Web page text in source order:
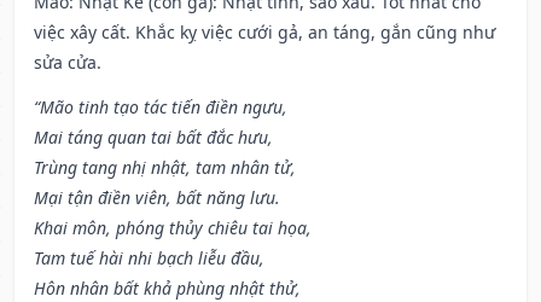
việc xây cất. Khắc kỵ việc cưới gả, an táng, gắn cũng như
sửa cửa.
“Mão tinh tạo tác tiến điền ngưu,
Mai táng quan tai bất đắc hưu,
Trùng tang nhị nhật, tam nhân tử,
Mại tận điền viên, bất năng lưu.
Khai môn, phóng thủy chiêu tai họa,
Tam tuế hài nhi bạch liễu đầu,
Hôn nhân bất khả phùng nhật thử,